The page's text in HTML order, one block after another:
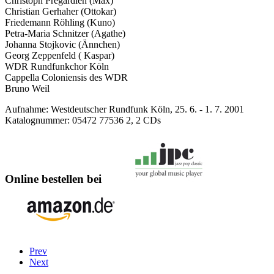
Christian Gerhaher (Ottokar)
Friedemann Röhling (Kuno)
Petra-Maria Schnitzer (Agathe)
Johanna Stojkovic (Ännchen)
Georg Zeppenfeld ( Kaspar)
WDR Rundfunkchor Köln
Cappella Coloniensis des WDR
Bruno Weil
Aufnahme: Westdeutscher Rundfunk Köln, 25. 6. - 1. 7. 2001
Katalognummer: 05472 77536 2, 2 CDs
Online bestellen bei
Prev
Next